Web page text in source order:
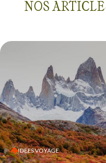
NOS
IDÉES VOYAGE